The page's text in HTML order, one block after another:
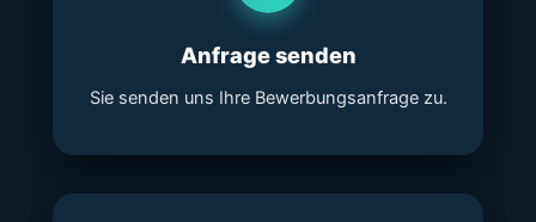
Anfrage senden
Sie senden uns Ihre Bewerbungsanfrage zu.